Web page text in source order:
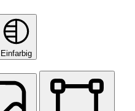
Einfarbig